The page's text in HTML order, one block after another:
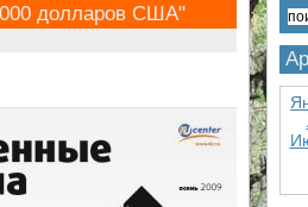
000 долларов США"